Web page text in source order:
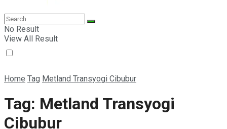
E-Magazine
No Result
View All Result
Home Tag Metland Transyogi Cibubur
Tag: Metland Transyogi
Cibubur